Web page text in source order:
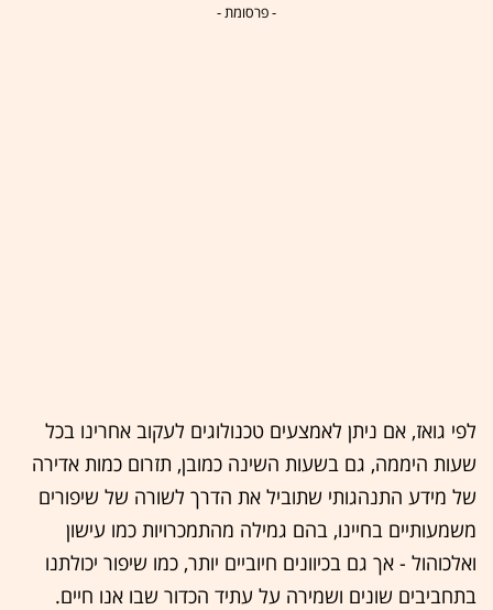
- פרסומת -
לפי גואז, אם ניתן לאמצעים טכנולוגים לעקוב אחרינו בכל
שעות היממה, גם בשעות השינה כמובן, תזרום כמות אדירה
של מידע התנהגותי שתוביל את הדרך לשורה של שיפורים
משמעותיים בחיינו, בהם גמילה מהתמכרויות כמו עישון
ואלכוהול - אך גם בכיוונים חיוביים יותר, כמו שיפור יכולתנו
בתחביבים שונים ושמירה על עתיד הכדור שבו אנו חיים.